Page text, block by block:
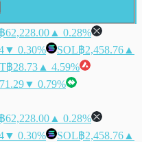
฿62,228.00 ▲ 0.28%
▼ 0.30% SOL฿2,458.76 ▲
฿28.73 ▲ 4.59%
▼ 0.79%
฿62,228.00 ▲ 0.28%
▼ 0.30% SOL฿2,458.76 ▲